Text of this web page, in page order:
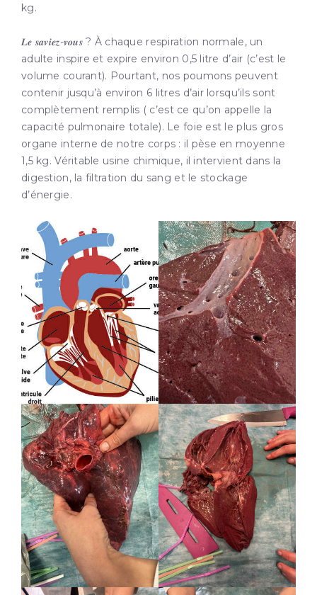
kg.
𝑳𝒆 𝒔𝒂𝒗𝒊𝒆𝒛-𝒗𝒐𝒖𝒔 ? À chaque respiration normale, un
adulte inspire et expire environ 0,5 litre d’air (c’est le
volume courant). Pourtant, nos poumons peuvent
contenir jusqu’à environ 6 litres d’air lorsqu’ils sont
complètement remplis ( c’est ce qu’on appelle la
capacité pulmonaire totale). Le foie est le plus gros
organe interne de notre corps : il pèse en moyenne
1,5 kg. Véritable usine chimique, il intervient dans la
digestion, la filtration du sang et le stockage
d’énergie.